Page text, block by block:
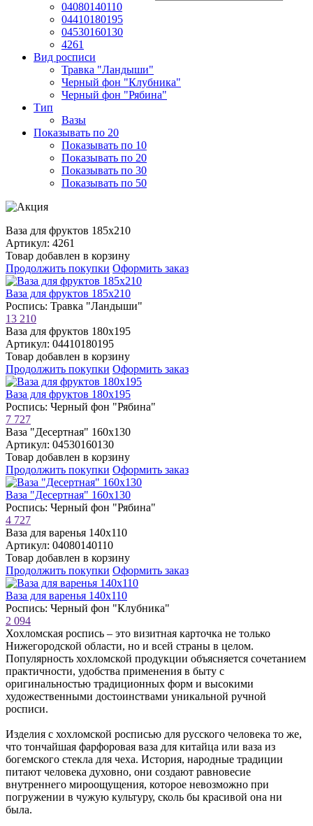
04080140110
04410180195
04530160130
4261
Вид росписи
Травка "Ландыши"
Черный фон "Клубника"
Черный фон "Рябина"
Тип
Вазы
Показывать по 20
Показывать по 10
Показывать по 20
Показывать по 30
Показывать по 50
Ваза для фруктов 185х210
Артикул: 4261
Товар добавлен в корзину
Продолжить покупки Оформить заказ
Ваза для фруктов 185х210
Роспись: Травка "Ландыши"
13 210
Ваза для фруктов 180х195
Артикул: 04410180195
Товар добавлен в корзину
Продолжить покупки Оформить заказ
Ваза для фруктов 180х195
Роспись: Черный фон "Рябина"
7 727
Ваза "Десертная" 160х130
Артикул: 04530160130
Товар добавлен в корзину
Продолжить покупки Оформить заказ
Ваза "Десертная" 160х130
Роспись: Черный фон "Рябина"
4 727
Ваза для варенья 140х110
Артикул: 04080140110
Товар добавлен в корзину
Продолжить покупки Оформить заказ
Ваза для варенья 140х110
Роспись: Черный фон "Клубника"
2 094
Хохломская роспись – это визитная карточка не только
Нижегородской области, но и всей страны в целом.
Популярность хохломской продукции объясняется сочетанием
практичности, удобства применения в быту с
оригинальностью традиционных форм и высокими
художественными достоинствами уникальной ручной
росписи.
Изделия с хохломской росписью для русского человека то же,
что тончайшая фарфоровая ваза для китайца или ваза из
богемского стекла для чеха. История, народные традиции
питают человека духовно, они создают равновесие
внутреннего мироощущения, которое невозможно при
погружении в чужую культуру, сколь бы красивой она ни
была.